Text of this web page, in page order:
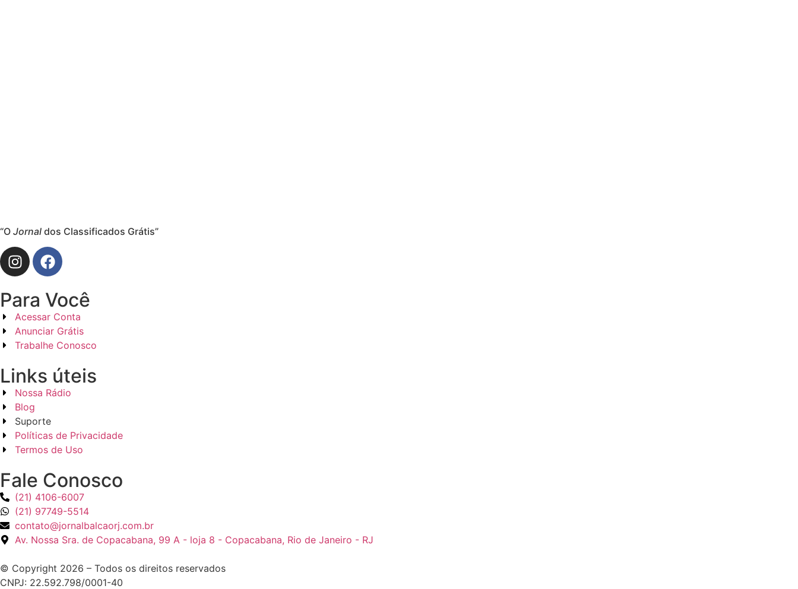
“O Jornal dos Classificados Grátis”
Para Você
Acessar Conta
Anunciar Grátis
Trabalhe Conosco
Links úteis
Nossa Rádio
Blog
Suporte
Políticas de Privacidade
Termos de Uso
Fale Conosco
(21) 4106-6007
(21) 97749-5514
contato@jornalbalcaorj.com.br
Av. Nossa Sra. de Copacabana, 99 A - loja 8 - Copacabana, Rio de Janeiro - RJ
© Copyright 2026 – Todos os direitos reservados
CNPJ: 22.592.798/0001-40